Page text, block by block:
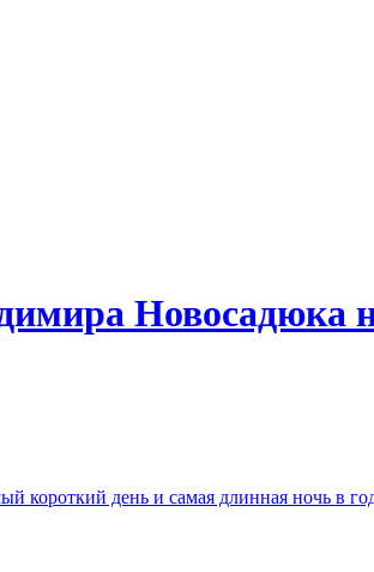
Новосадюка
короткий день и самая длинная ночь в